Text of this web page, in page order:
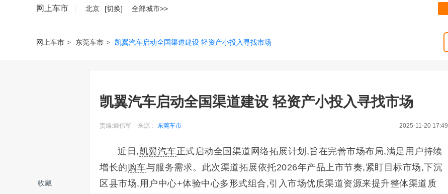
网上车市 北京 [切换] 全部城市>>
网上车市 > 东莞车市 > 凯翼汽车启动全国渠道建设 轻资产小投入寻找市场
收藏
凯翼汽车启动全国渠道建设 轻资产小投入寻找市场
责编:戴伟军 来源： 东莞车市 2025-11-20 17:49
近日,凯翼汽车正式启动全国渠道网络拓展计划,旨在完善市场布局,满足用户持续
增长的购车与服务需求。此次渠道拓展依托2026年产品上市节奏,紧盯目标市场,下沉
区县市场,用户中心+体验中心多形式组合,引入市场优质渠道资源来提升整体渠道质